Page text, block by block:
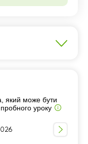
(9 клас)
Розмовна мова
клас)
який може бути
уроку